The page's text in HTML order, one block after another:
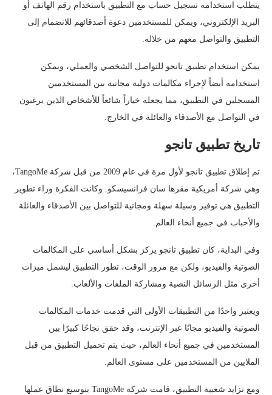
يتطلب استخدامه تسجيل حساب مع التطبيق باستخدام رقم الهاتف أو
البريد الإلكتروني، ويمكن للمستخدمين دعوة أصدقائهم للانضمام إلى
التطبيق والتواصل معهم من خلاله.
يمكن استخدام تطبيق تانجو للتواصل الشخصي والعملي، ويمكن
استخدامه أيضاً لإجراء مكالمات دولية مجانية بين المستخدمين
المسجلين في التطبيق، مما يجعله خياراً شائعاً للأشخاص الذين يرغبون
في التواصل مع الأصدقاء والعائلة في الخارج.
تاريخ تطبيق تانجو
تم إطلاق تطبيق تانجو لأول مرة في عام 2009 من قبل شركة TangoMe،
وهي شركة أمريكية مقرها سان فرانسيسكو. وكانت الفكرة وراء تطوير
التطبيق هي توفير وسيلة سهلة ومجانية للتواصل بين الأصدقاء والعائلة
والأحباب في جميع أنحاء العالم.
وفي البداية، كان تطبيق تانجو يركز بشكل أساسي على المكالمات
الصوتية والفيديو، ولكن مع مرور الوقت، تطور التطبيق ليشمل ميزات
أخرى مثل الرسائل النصية ومشاركة الملفات والألعاب.
ويعتبر واحدًا من التطبيقات الأولى التي قدمت خدمات المكالمات
الصوتية والفيديو مجانًا عبر الإنترنت، وقد حقق نجاحًا كبيرًا بين
المستخدمين في جميع أنحاء العالم، حيث يتم تحميل التطبيق من قبل
الملايين من المستخدمين على مستوى العالم.
ومع تزايد شعبية التطبيق، قامت شركة TangoMe بتوسيع نطاق عملها